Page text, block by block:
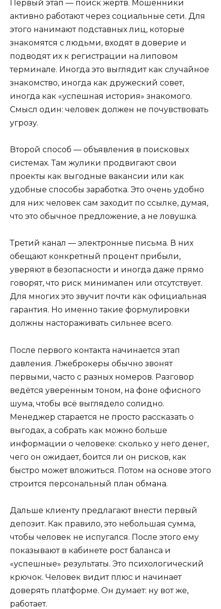
Первый этап — поиск жертв. Мошенники
активно работают через социальные сети. Для
этого нанимают подставных лиц, которые
знакомятся с людьми, входят в доверие и
подводят их к регистрации на липовом
терминале. Иногда это выглядит как случайное
знакомство, иногда как дружеский совет,
иногда как «успешная история» знакомого.
Смысл один: человек должен не почувствовать
угрозу.
Второй способ — объявления в поисковых
системах. Там жулики продвигают свои
проекты как выгодные вакансии или как
удобные способы заработка. Это очень удобно
для них: человек сам заходит по ссылке, думая,
что это обычное предложение, а не ловушка.
Третий канал — электронные письма. В них
обещают конкретный процент прибыли,
уверяют в безопасности и иногда даже прямо
говорят, что риск минимален или отсутствует.
Для многих это звучит почти как официальная
гарантия. Но именно такие формулировки
должны настораживать сильнее всего.
После первого контакта начинается этап
давления. Лжеброкеры обычно звонят
первыми, часто с разных номеров. Разговор
ведётся уверенным тоном, на фоне офисного
шума, чтобы всё выглядело солидно.
Менеджер старается не просто рассказать о
выгодах, а собрать как можно больше
информации о человеке: сколько у него денег,
чего он ожидает, боится ли он рисков, как
быстро может вложиться. Потом на основе этого
строится персональный план обмана.
Дальше клиенту предлагают внести первый
депозит. Как правило, это небольшая сумма,
чтобы человек не испугался. После этого ему
показывают в кабинете рост баланса и
«успешные» результаты. Это психологический
крючок. Человек видит плюс и начинает
доверять платформе. Он думает: ну вот же,
работает.